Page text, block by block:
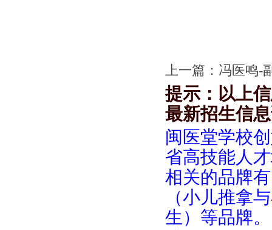
上一篇： 冯医鸣-
提示：以上
最新招生信
闽医堂学校
省高技能人
相关的品牌
（小儿推拿
生）等品牌。